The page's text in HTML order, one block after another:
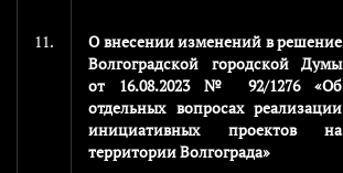
11.
О внесении изменений в решение
Волгоградской городской Думы
от 16.08.2023 № 92/1276 «Об
отдельных вопросах реализации
инициативных проектов на
территории Волгограда»